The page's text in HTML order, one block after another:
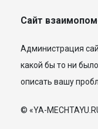
Сайт
Администрация
какой бы то ни
описать вашу
© «YA-